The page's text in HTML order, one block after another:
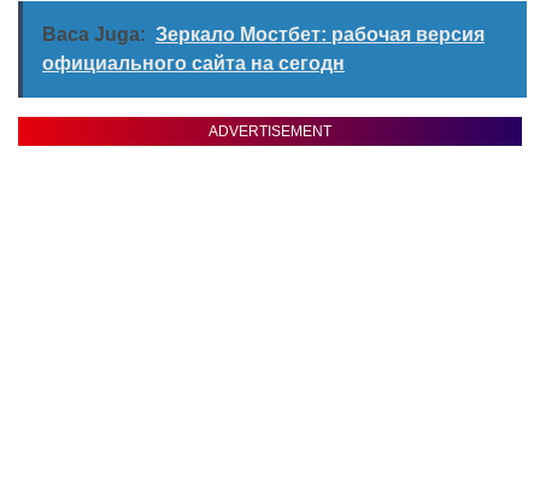
Baca Juga: Зеркало Мостбет: рабочая версия
официального сайта на сегодн
ADVERTISEMENT